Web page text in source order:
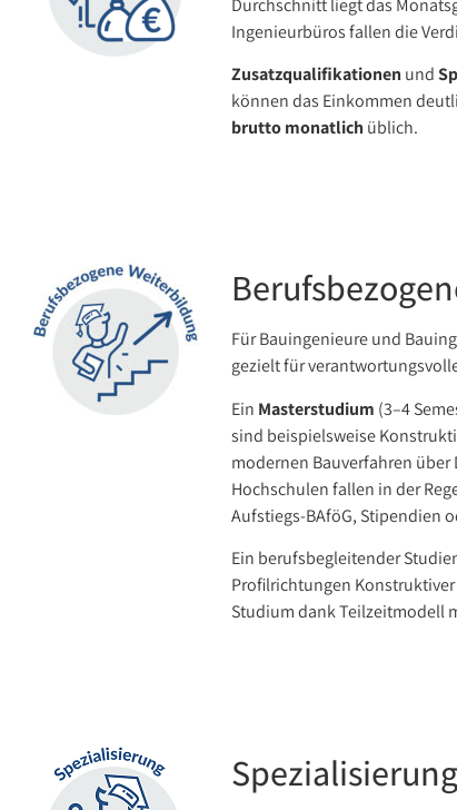
Ingenieurbüros fallen die
Zusatzqualifikationen und
können das Einkommen
brutto monatlich üblich.
Für Bauingenieure und
gezielt für
Ein Masterstudium (3–4
sind beispielsweise
modernen Bauverfahren
Hochschulen fallen in der
Aufstiegs-BAföG, Stipendien
Ein berufsbegleitender
Profilrichtungen Konstruktiver
Studium dank Teilzeitmodell